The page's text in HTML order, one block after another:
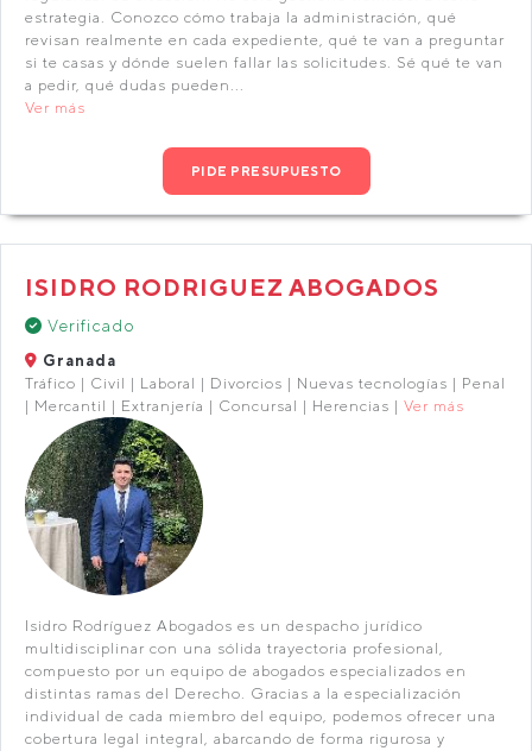
estrategia. Conozco cómo trabaja la administración, qué
revisan realmente en cada expediente, qué te van a preguntar
si te casas y dónde suelen fallar las solicitudes. Sé qué te van
a pedir, qué dudas pueden...
Ver más
PIDE PRESUPUESTO
ISIDRO RODRIGUEZ ABOGADOS
Verificado
Granada
Tráfico | Civil | Laboral | Divorcios | Nuevas tecnologías | Penal
| Mercantil | Extranjería | Concursal | Herencias | Ver más
Isidro Rodríguez Abogados es un despacho jurídico
multidisciplinar con una sólida trayectoria profesional,
compuesto por un equipo de abogados especializados en
distintas ramas del Derecho. Gracias a la especialización
individual de cada miembro del equipo, podemos ofrecer una
cobertura legal integral, abarcando de forma rigurosa y